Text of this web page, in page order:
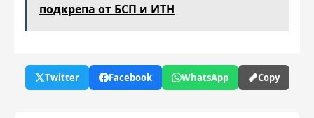
подкрепа от БСП и ИТН
Twitter Facebook WhatsApp Copy